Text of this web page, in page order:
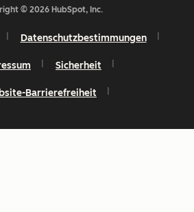
© 2026 HubSpot, Inc.
Datenschutzbestimmungen
Sicherheit
Barrierefreiheit